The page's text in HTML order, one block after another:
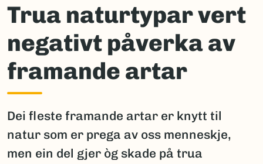
Trua naturtypar vert
negativt påverka av
framande artar
Dei fleste framande artar er knytt til
natur som er prega av oss menneskje,
men ein del gjer òg skade på trua